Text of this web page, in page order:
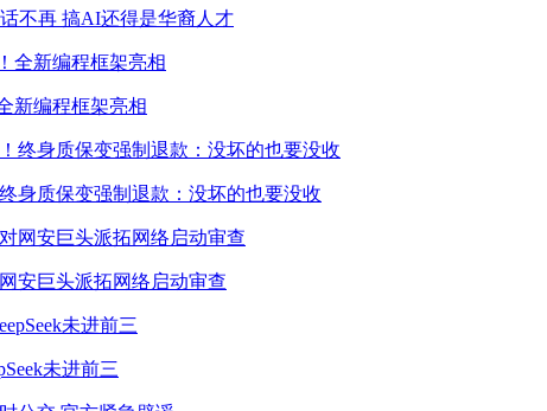
不再 搞AI还得是华裔人才
新编程框架亮相
身质保变强制退款：没坏的也要没收
安巨头派拓网络启动审查
未进前三